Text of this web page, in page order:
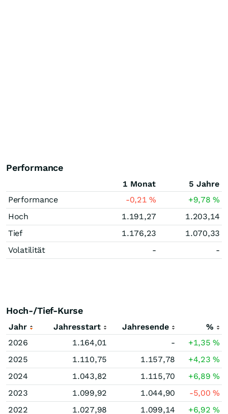
Performance
1 Monat
5 Jahre
Performance
-0,21% +9,78%
Hoch
1.191,27
1.203,14
Tief
1.176,23
1.070,33
Volatilität
- -
Hoch-/Tief-Kurse
Jahr Jahresstart Jahresende
%
2026
1.164,01 - +1,35%
2025
1.110,75 1.157,78 +4,23%
2024
1.043,82 1.115,70 +6,89%
2023
1.099,92 1.044,90 -5,00%
2022
1.027,98 1.099,14 +6,92%